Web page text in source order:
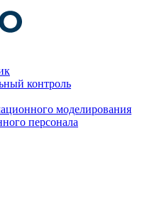
контроль
моделирования
персонала